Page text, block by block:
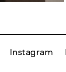
Instagram